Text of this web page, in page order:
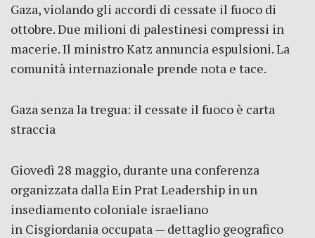
Gaza, violando gli accordi di cessate il fuoco di
ottobre. Due milioni di palestinesi compressi in
macerie. Il ministro Katz annuncia espulsioni. La
comunità internazionale prende nota e tace.
Gaza senza la tregua: il cessate il fuoco è carta
straccia
Giovedì 28 maggio, durante una conferenza
organizzata dalla Ein Prat Leadership in un
insediamento coloniale israeliano
in Cisgiordania occupata — dettaglio geografico